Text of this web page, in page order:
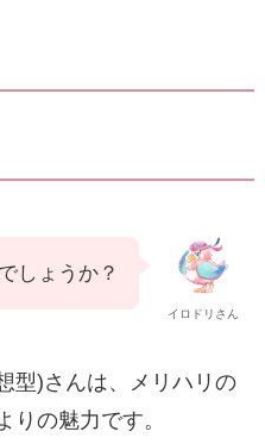
イロドリさん
しょうか？
型)さんは、メリハリの
りの魅力です。